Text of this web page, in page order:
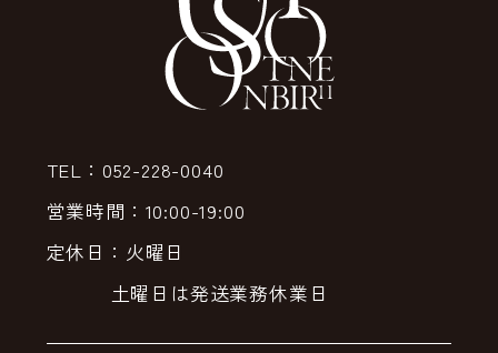
TEL：052-228-0040
営業時間：10:00-19:00
定休日：火曜日
土曜日は発送業務休業日